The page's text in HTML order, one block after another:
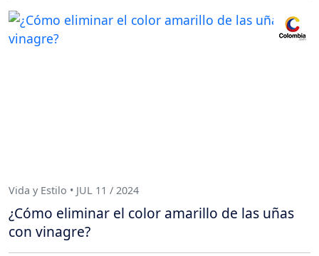
Vida y Estilo • JUL 11 / 2024
¿Cómo eliminar el color amarillo de las uñas
con vinagre?